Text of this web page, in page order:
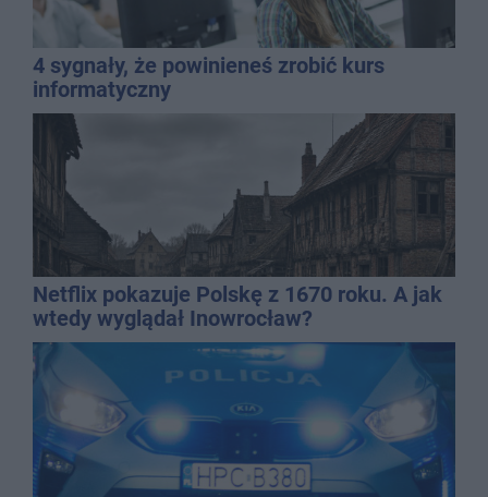
4 sygnały, że powinieneś zrobić kurs
informatyczny
Netflix pokazuje Polskę z 1670 roku. A jak
wtedy wyglądał Inowrocław?